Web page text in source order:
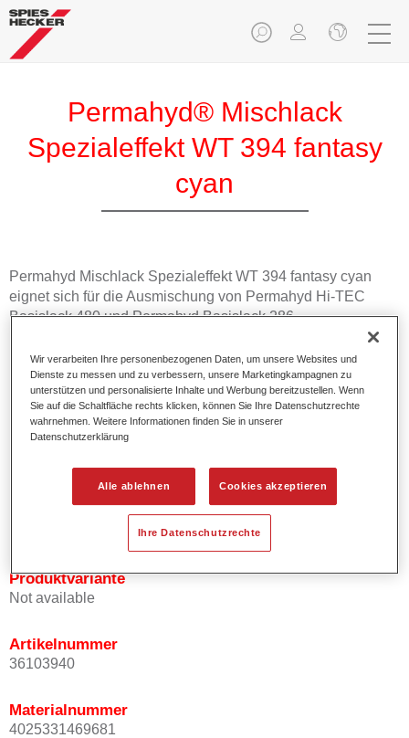
Permahyd® Mischlack
Spezialeffekt WT 394 fantasy
cyan
Permahyd Mischlack Spezialeffekt WT 394 fantasy cyan
eignet sich für die Ausmischung von Permahyd Hi-TEC
Basislack 480 und Permahyd Basislack 286.
Produktmerkmale
Einfach und schnell zu verarbeiten.
Bietet eine hohe Farbtongenauigkeit und gleichmäßige
Effektausrichtung.
Fördert kurze Prozesszeiten.
Ist sehr ergiebig.
Wird für die Reparatur von speziellen Effektfarbtönen in
Produktvariante
Not available
Artikelnummer
36103940
Materialnummer
4025331469681
Wir verarbeiten Ihre personenbezogenen Daten, um unsere Websites und
Dienste zu messen und zu verbessern, unsere Marketingkampagnen zu
unterstützen und personalisierte Inhalte und Werbung bereitzustellen. Wenn
Sie auf die Schaltfläche rechts klicken, können Sie Ihre Datenschutzrechte
wahrnehmen. Weitere Informationen finden Sie in unserer
Datenschutzerklärung
Alle ablehnen Cookies akzeptieren
Ihre Datenschutzrechte